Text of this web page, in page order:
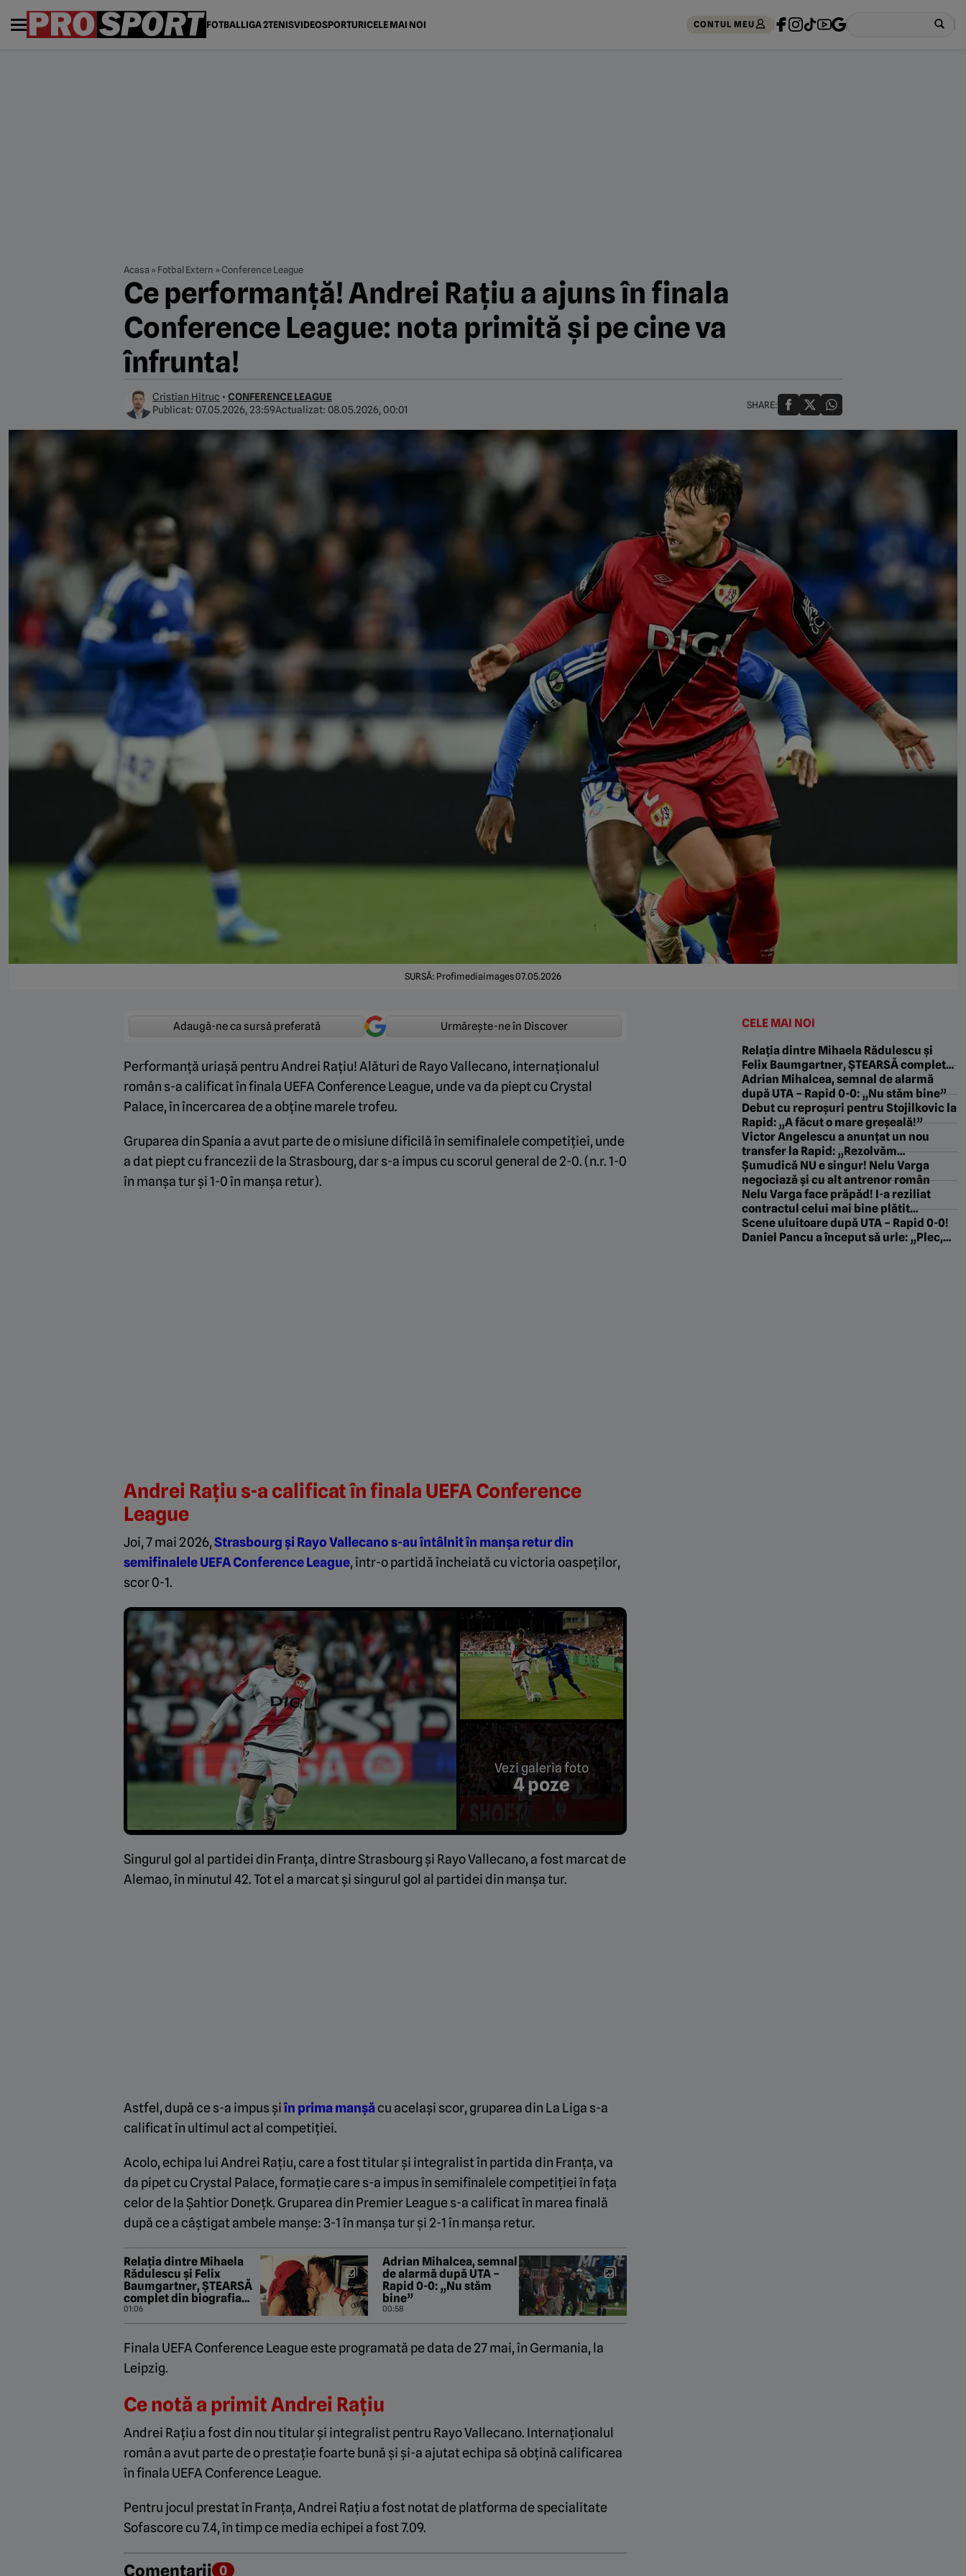
FOTBALLIGA 2TENISVIDEOSPORTURICELE MAI NOI CONTUL MEU
Acasa » Fotbal Extern »Conference League
Ce performanță! Andrei Rațiu a ajuns în finala
Conference League: nota primită şi pe cine va
înfrunta!
Cristian Hitruc • CONFERENCE LEAGUE
Publicat: 07.05.2026, 23:59Actualizat: 08.05.2026, 00:01 SHARE:
SURSĂ: Profimediaimages 07.05.2026
Adaugă-ne ca sursă preferată Urmărește-ne în Discover
Performanță uriașă pentru Andrei Rațiu! Alături de Rayo Vallecano, internaționalul
român s-a calificat în finala UEFA Conference League, unde va da piept cu Crystal
Palace, în încercarea de a obține marele trofeu.
Gruparea din Spania a avut parte de o misiune dificilă în semifinalele competiției, unde
a dat piept cu francezii de la Strasbourg, dar s-a impus cu scorul general de 2-0. (n.r. 1-0
în manșa tur și 1-0 în manșa retur).
Andrei Rațiu s-a calificat în finala UEFA Conference
League
Joi, 7 mai 2026,Strasbourg și Rayo Vallecano s-au întâlnit în manșa retur din
semifinalele UEFA Conference League, într-o partidă încheiată cu victoria oaspeților,
scor 0-1.
Vezi galeria foto
4 poze
Singurul gol al partidei din Franța, dintre Strasbourg și Rayo Vallecano, a fost marcat de
Alemao, în minutul 42. Tot el a marcat și singurul gol al partidei din manșa tur.
Astfel, după ce s-a impus șiîn prima manșăcu același scor, gruparea din La Liga s-a
calificat în ultimul act al competiției.
Acolo, echipa lui Andrei Rațiu, care a fost titular și integralist în partida din Franța, va
da pipet cu Crystal Palace, formație care s-a impus în semifinalele competiției în fața
celor de la Șahtior Donețk. Gruparea din Premier League s-a calificat în marea finală
după ce a câștigat ambele manșe: 3-1 în manșa tur și 2-1 în manșa retur.
Relația dintre Mihaela
Rădulescu și Felix
Baumgartner, ȘTEARSĂ
complet din biografia
campionului! „Nu vrea
ca lumea să știe că a
01:06
Adrian Mihalcea, semnal
de alarmă după UTA –
Rapid 0-0: „Nu stăm
bine”
00:58
Finala UEFA Conference League este programată pe data de 27 mai, în Germania, la
Leipzig.
Ce notă a primit Andrei Rațiu
Andrei Rațiu a fost din nou titular și integralist pentru Rayo Vallecano. Internaționalul
român a avut parte de o prestație foarte bună și și-a ajutat echipa să obțină calificarea
în finala UEFA Conference League.
Pentru jocul prestat în Franța, Andrei Rațiu a fost notat de platforma de specialitate
Sofascore cu 7.4, în timp ce media echipei a fost 7.09.
Comentarii 0
CELE MAI NOI
Relația dintre Mihaela Rădulescu și
Felix Baumgartner, ȘTEARSĂ complet
din biografia campionului! „Nu vrea ca
lumea să știe că a iubit fata din
România!”
Adrian Mihalcea, semnal de alarmă
după UTA – Rapid 0-0: „Nu stăm bine”
Debut cu reproșuri pentru Stojilkovic la
Rapid: „A făcut o mare greșeală!”
Victor Angelescu a anunțat un nou
transfer la Rapid: „Rezolvăm
săptămâna viitoare”
Şumudică NU e singur! Nelu Varga
negociază şi cu alt antrenor român
Nelu Varga face prăpăd! I-a reziliat
contractul celui mai bine plătit
fotbalist de la CFR Cluj
Scene uluitoare după UTA – Rapid 0-0!
Daniel Pancu a început să urle: „Plec,